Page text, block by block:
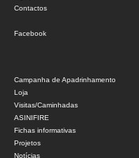
Contactos
Facebook
Campanha de Apadrinhamento
Loja
Visitas/Caminhadas
ASINIFIRE
Fichas informativas
Projetos
Notícias